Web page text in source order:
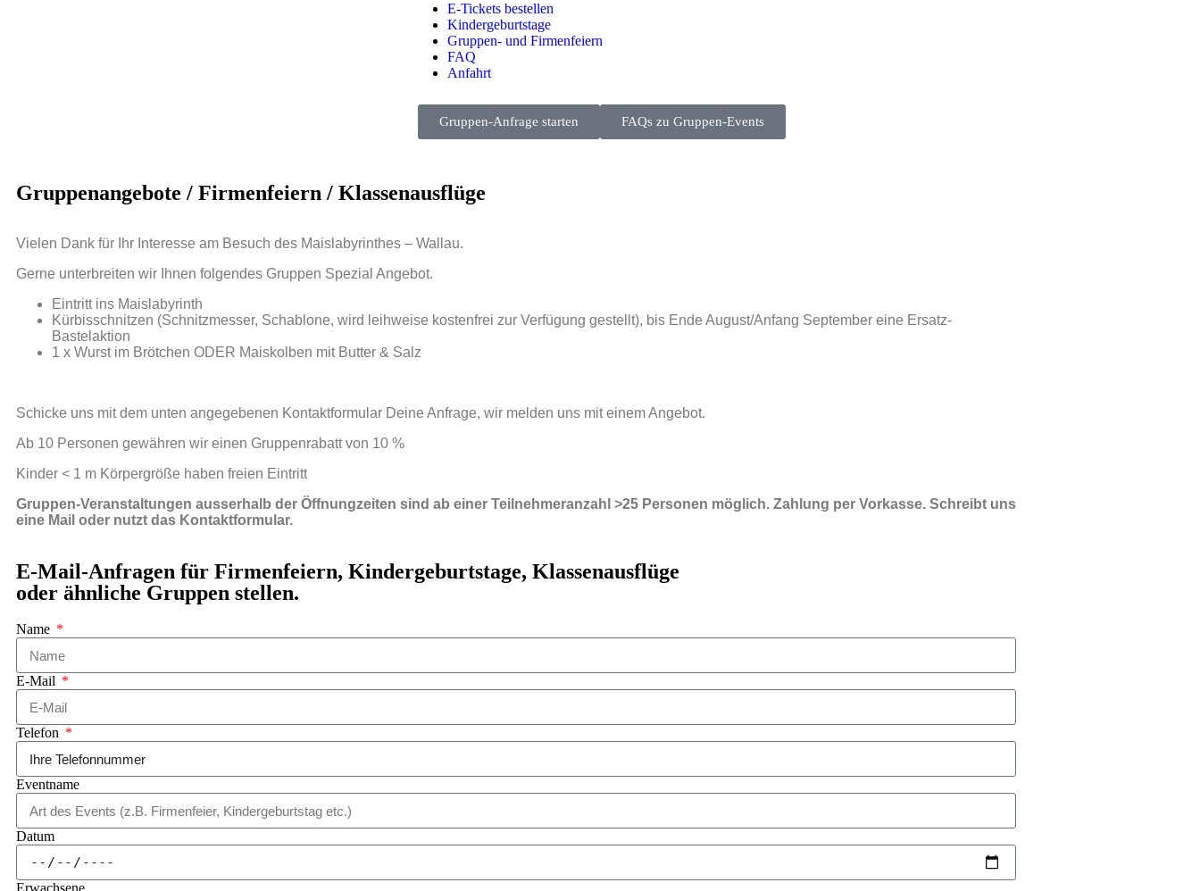
E-Tickets bestellen
Kindergeburtstage
Gruppen- und Firmenfeiern
FAQ
Anfahrt
Gruppen-Anfrage starten FAQs zu Gruppen-Events
Gruppenangebote / Firmenfeiern / Klassenausflüge
Vielen Dank für Ihr Interesse am Besuch des Maislabyrinthes – Wallau.
Gerne unterbreiten wir Ihnen folgendes Gruppen Spezial Angebot.
Eintritt ins Maislabyrinth
Kürbisschnitzen (Schnitzmesser, Schablone, wird leihweise kostenfrei zur Verfügung gestellt), bis Ende August/Anfang September eine Ersatz-
Bastelaktion
1 x Wurst im Brötchen ODER Maiskolben mit Butter & Salz
Schicke uns mit dem unten angegebenen Kontaktformular Deine Anfrage, wir melden uns mit einem Angebot.
Ab 10 Personen gewähren wir einen Gruppenrabatt von 10 %
Kinder < 1 m Körpergröße haben freien Eintritt
Gruppen-Veranstaltungen ausserhalb der Öffnungzeiten sind ab einer Teilnehmeranzahl >25 Personen möglich. Zahlung per Vorkasse. Schreibt uns
eine Mail oder nutzt das Kontaktformular.
E-Mail-Anfragen für Firmenfeiern, Kindergeburtstage, Klassenausflüge
oder ähnliche Gruppen stellen.
Name
E-Mail
Telefon
Eventname
Datum